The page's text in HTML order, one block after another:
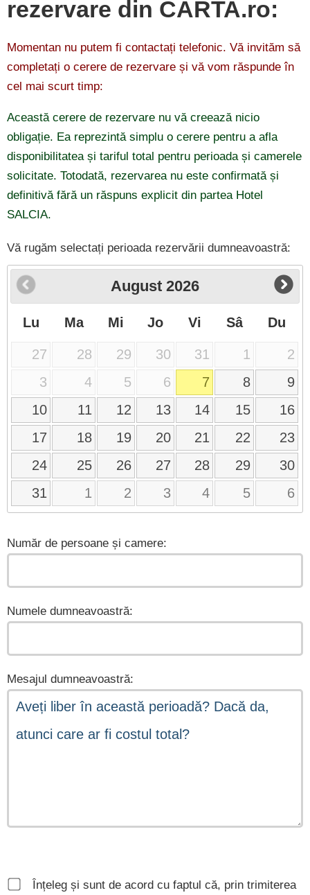
rezervare din CARTA.ro:
Momentan nu putem fi contactați telefonic. Vă invităm să
completați o cerere de rezervare și vă vom răspunde în
cel mai scurt timp:
Această cerere de rezervare nu vă creează nicio
obligație. Ea reprezintă simplu o cerere pentru a afla
disponibilitatea și tariful total pentru perioada și camerele
solicitate. Totodată, rezervarea nu este confirmată și
definitivă fără un răspuns explicit din partea Hotel
SALCIA.
Vă rugăm selectați perioada rezervării dumneavoastră:
August 2026
Lu Ma Mi Jo Vi Sâ Du
27 28 29 30 31 1
2
3
4 5 6 7 8
9
10
11 12 13 14 15
16
17
18 19 20 21 22
23
24
25 26 27 28 29
30
31
1 2 3 4 5 6
Număr de persoane și camere:
Numele dumneavoastră:
Mesajul dumneavoastră:
Înțeleg și sunt de acord cu faptul că, prin trimiterea